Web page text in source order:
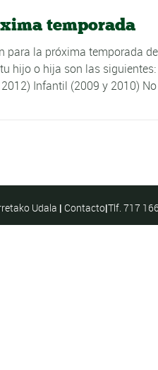
temporada
para la próxima temporada
hijo o hija son las
Infantil (2009 y 2010) No
Udala | Contacto|Tlf. 717